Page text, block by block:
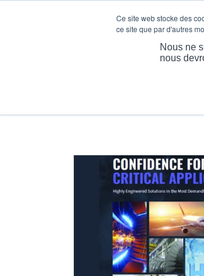
Ce site web stocke des
ce site que par d'autres
Nous ne
nous